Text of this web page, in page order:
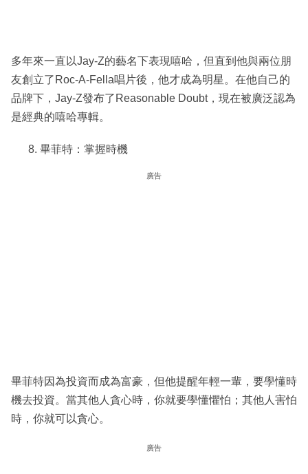
多年來一直以Jay-Z的藝名下表現嘻哈，但直到他與兩位朋
友創立了Roc-A-Fella唱片後，他才成為明星。在他自己的
品牌下，Jay-Z發布了Reasonable Doubt，現在被廣泛認為
是經典的嘻哈專輯。
畢菲特：掌握時機
廣告
畢菲特因為投資而成為富豪，但他提醒年輕一輩，要學懂時
機去投資。當其他人貪心時，你就要學懂懼怕；其他人害怕
時，你就可以貪心。
廣告